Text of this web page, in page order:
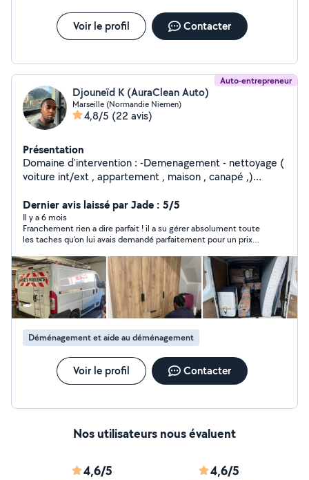
Voir le profil Contacter
Auto-entrepreneur
Djouneïd K (AuraClean Auto)
Marseille (Normandie Niemen)
4,8/5 (22 avis)
Présentation
Domaine d'intervention : -Demenagement - nettoyage (
voiture int/ext , appartement , maison , canapé ,)
l'adaptabilité sont ce qui me caractérise le plus .
Matériel à disposition : / voiture -perceuse/visseuse ,
tournevis / marteau / - pince . Clé à pan/clé à laine /
pince coupante / clé à molette / clé plate, - Injecteur
extracteur/machine à vapeur /aspirateur Je suis
étudiant en grande école de commerce . Je travaille
assez régulièrement en entreprise ( durant les vacances
scolaire ) notamment dans un magasin de bricolage (
Weldom ) filiale de LeRoyMerlin . Discret et toujours
souriant ! Je serai accomplir les missions qu'on pourra
m'assigner .
Dernier avis laissé par Jade : 5/5
Il y a 6 mois
Franchement rien a dire parfait ! il a su gérer absolument toute
les taches qu’on lui avais demandé parfaitement pour un prix
Déménagement et aide au déménagement
Voir le profil Contacter
Nos utilisateurs nous évaluent
4,6/5 4,6/5